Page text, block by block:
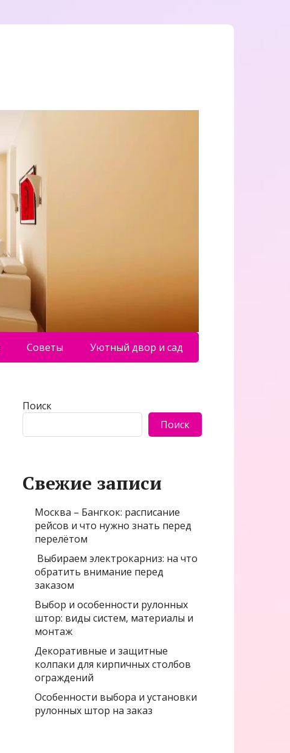
Советы Уютный двор и сад
Поиск
Поиск
Свежие записи
Москва – Бангкок: расписание
рейсов и что нужно знать перед
перелётом
Выбираем электрокарниз: на что
обратить внимание перед
заказом
Выбор и особенности рулонных
штор: виды систем, материалы и
монтаж
Декоративные и защитные
колпаки для кирпичных столбов
ограждений
Особенности выбора и установки
рулонных штор на заказ